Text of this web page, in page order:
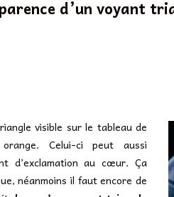
d’un voyant
visible sur le tableau de
Celui-ci peut aussi
d’exclamation au cœur. Ça
néanmoins il faut encore de